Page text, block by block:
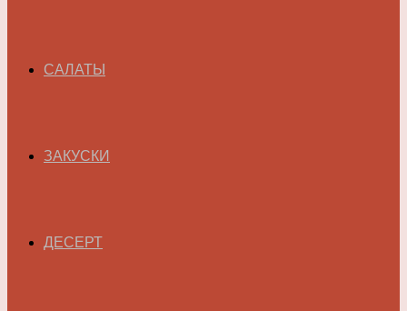
САЛАТЫ
ЗАКУСКИ
ДЕСЕРТ